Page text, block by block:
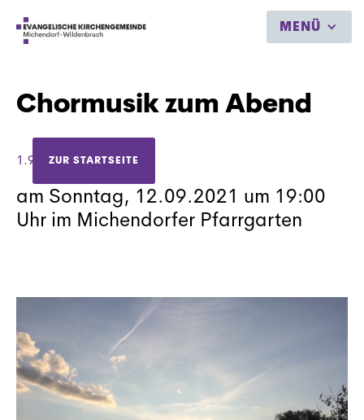
MENÜ
ZUR STARTSEITE
Chormusik zum Abend
1.9.2021
am Sonntag, 12.09.2021 um 19:00
Uhr im Michendorfer Pfarrgarten